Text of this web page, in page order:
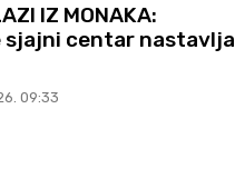
IZ MONAKA:
sjajni centar nastavlja
09:33